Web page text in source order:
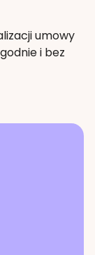
umowy
i bez